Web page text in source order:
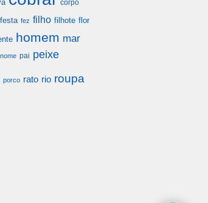
corpo
festa fez filho filhote flor
homem mar
nome pai peixe
porco rato rio roupa